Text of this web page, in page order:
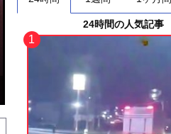
24時間の人気記事